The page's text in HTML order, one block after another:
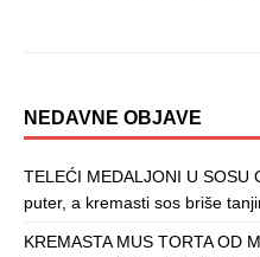
NEDAVNE OBJAVE
TELEĆI MEDALJONI U SOSU
puter, a kremasti sos briše
KREMASTA MUS TORTA OD